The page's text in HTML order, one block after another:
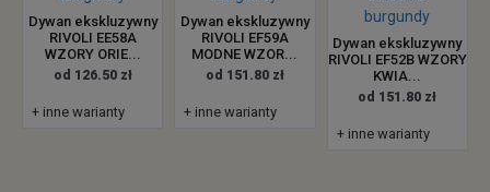
Dywan ekskluzywny
RIVOLI EE58A
WZORY ORIE...
od 126.50 zł
+ inne warianty
Dywan ekskluzywny
RIVOLI EF59A
MODNE WZOR...
od 151.80 zł
+ inne warianty
Dywan ekskluzywny
RIVOLI EF52B WZORY
KWIA...
od 151.80 zł
+ inne warianty